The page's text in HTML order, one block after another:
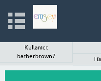
Kullanıcı:
barberbrown7